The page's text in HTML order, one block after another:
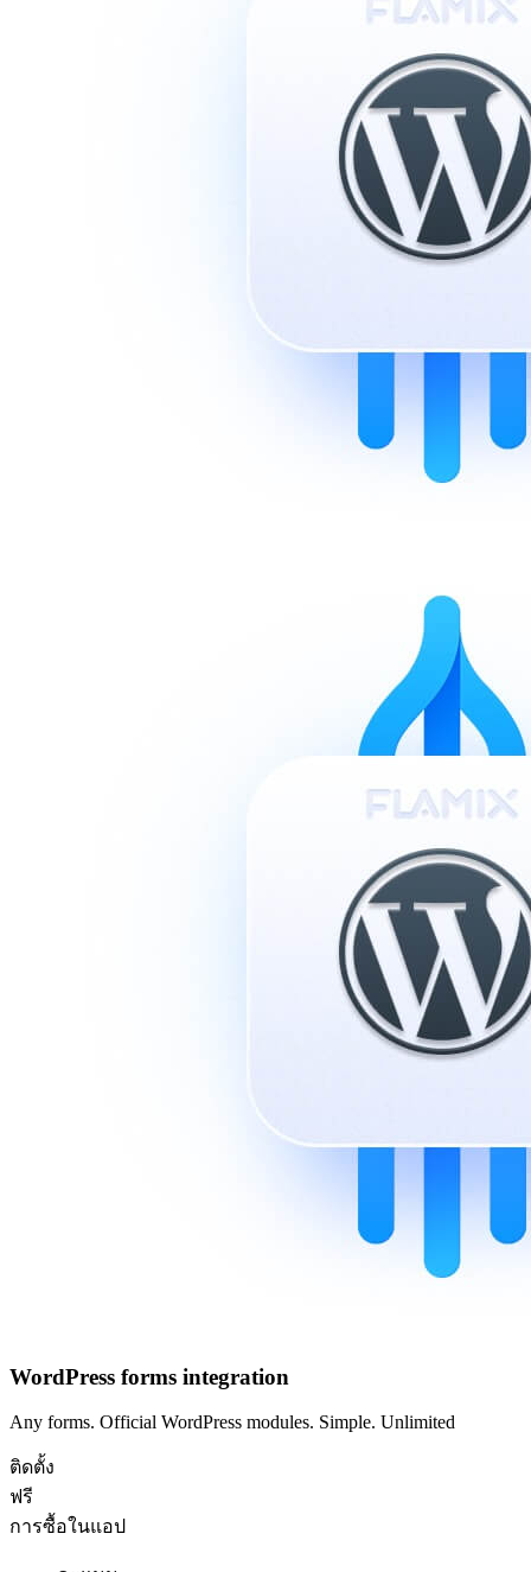
WordPress forms integration
Any forms. Official WordPress modules. Simple. Unlimited
ติดตั้ง
ฟรี
การซื้อในแอป